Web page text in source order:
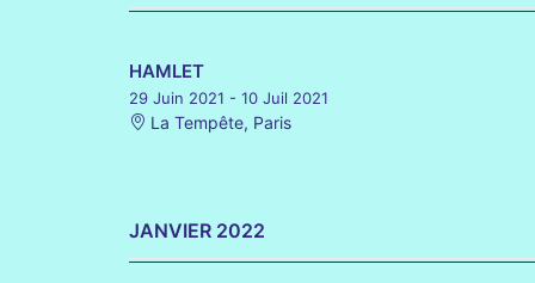
HAMLET
29 Juin 2021 - 10 Juil 2021
La Tempête, Paris
JANVIER 2022